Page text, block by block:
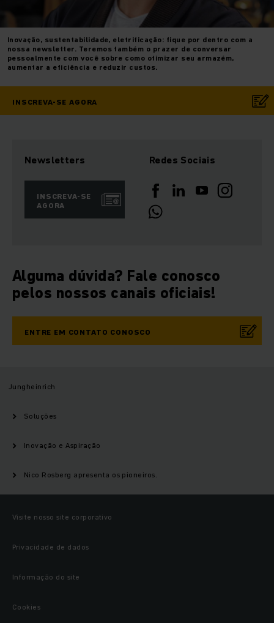
Inovação, sustentabilidade, eletrificação: fique por dentro com a
nossa newsletter. Teremos também o prazer de conversar
pessoalmente com você sobre como otimizar seu armazém,
aumentar a eficiência e reduzir custos.
INSCREVA-SE AGORA
Newsletters
INSCREVA-SE
AGORA
Redes Sociais
Alguma dúvida? Fale conosco
pelos nossos canais oficiais!
ENTRE EM CONTATO CONOSCO
Jungheinrich
Soluções
Inovação e Aspiração
Nico Rosberg apresenta os pioneiros.
Visite nosso site corporativo
Privacidade de dados
Informação do site
Cookies